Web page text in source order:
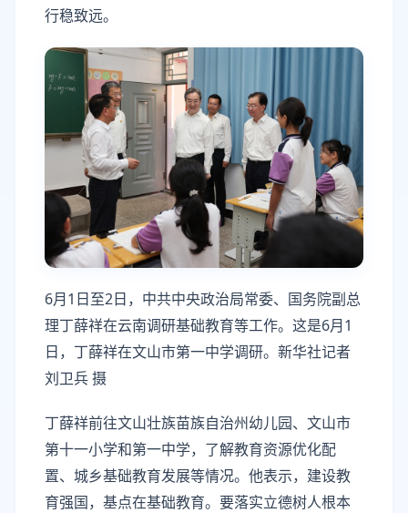
行稳致远。
6月1日至2日，中共中央政治局常委、国务院副总
理丁薛祥在云南调研基础教育等工作。这是6月1
日，丁薛祥在文山市第一中学调研。新华社记者
刘卫兵 摄
丁薛祥前往文山壮族苗族自治州幼儿园、文山市
第十一小学和第一中学，了解教育资源优化配
置、城乡基础教育发展等情况。他表示，建设教
育强国，基点在基础教育。要落实立德树人根本